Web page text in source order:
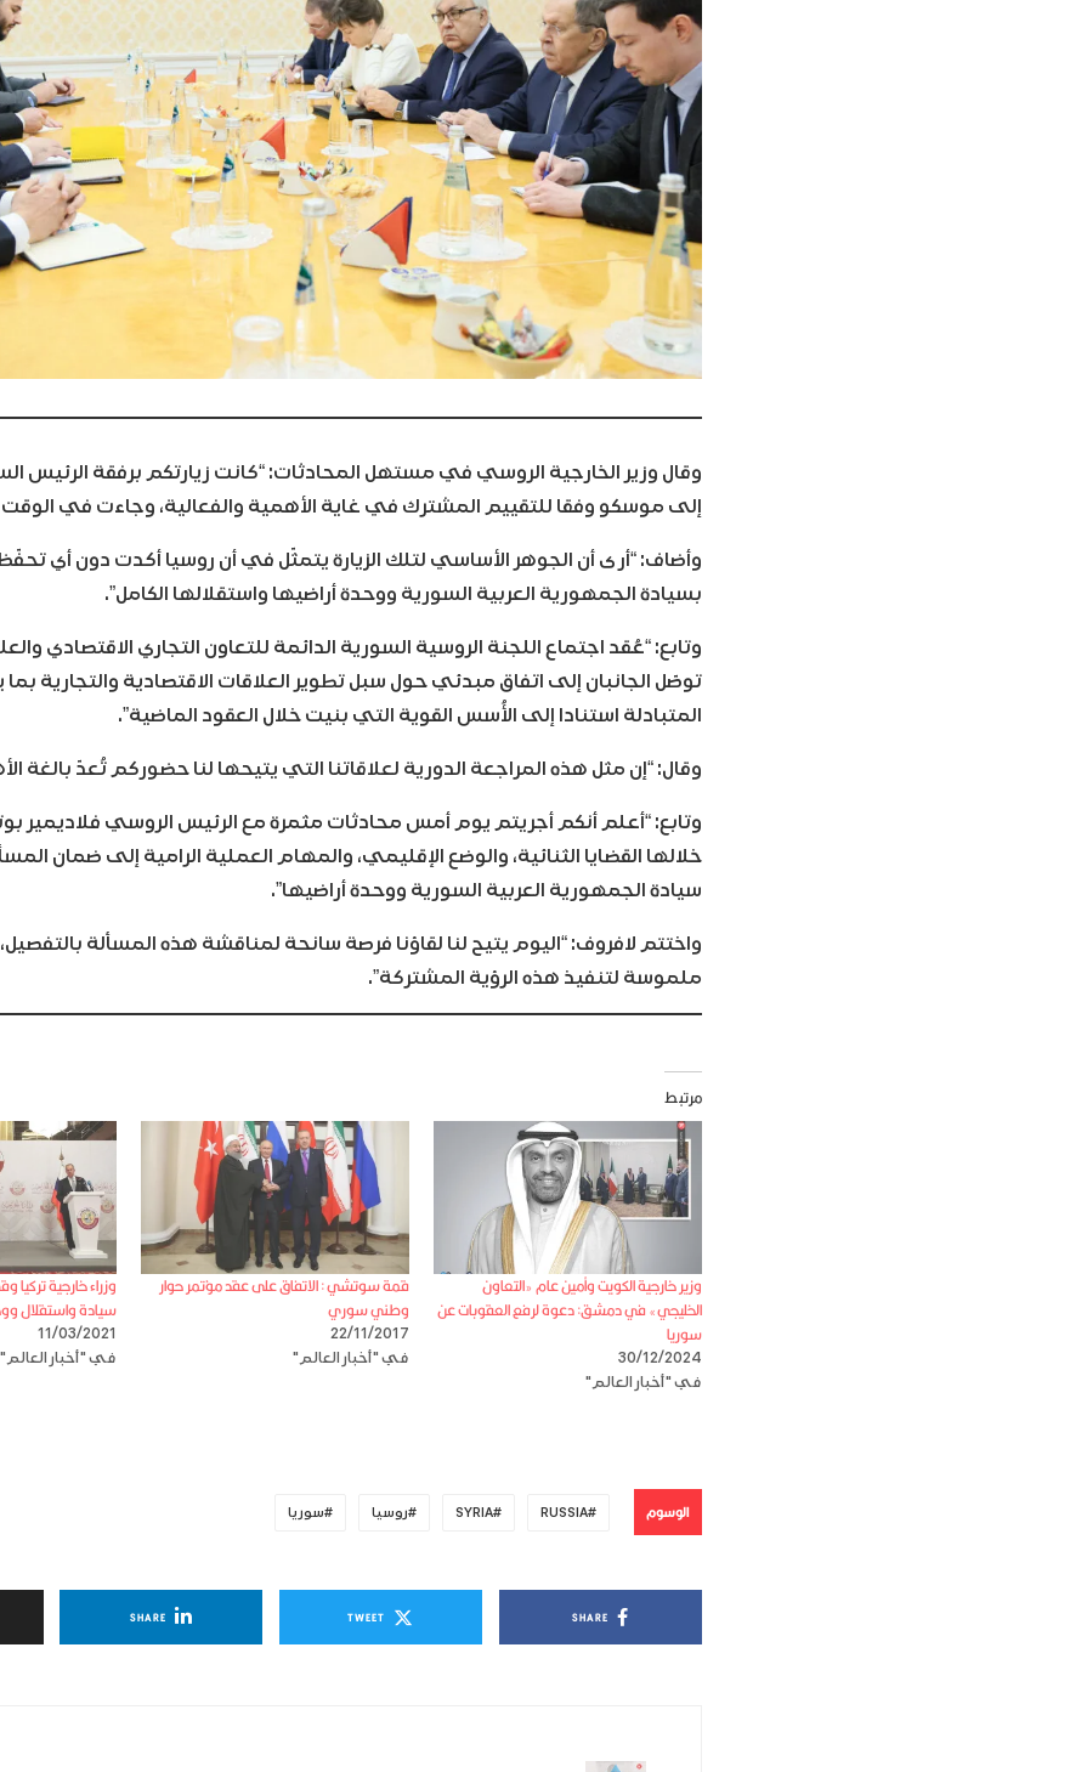
وقال وزير الخارجية الروسي في مستهل المحادثات: “كانت زيارتكم برفقة الرئيس
إلى موسكو وفقا للتقييم المشترك في غاية الأهمية والفعالية، وجاءت في
وأضاف: “أرى أن الجوهر الأساسي لتلك الزيارة يتمثّل في أن روسيا أكدت دون أي تحفّظ
بسيادة الجمهورية العربية السورية ووحدة أراضيها واستقلالها الكامل”.
وتابع: “عُقد اجتماع اللجنة الروسية السورية الدائمة للتعاون التجاري الاقتصادي
توصّل الجانبان إلى اتفاق مبدئي حول سبل تطوير العلاقات الاقتصادية والتجارية
المتبادلة استنادا إلى الأُسس القوية التي بنيت خلال العقود الماضية”.
وقال: “إن مثل هذه المراجعة الدورية لعلاقاتنا التي يتيحها لنا حضوركم تُعدّ بالغة
وتابع: “أعلم أنكم أجريتم يوم أمس محادثات مثمرة مع الرئيس الروسي فلاديمير
خلالها القضايا الثنائية، والوضع الإقليمي، والمهام العملية الرامية إلى ضمان
سيادة الجمهورية العربية السورية ووحدة أراضيها”.
واختتم لافروف: “اليوم يتيح لنا لقاؤنا فرصة سانحة لمناقشة هذه المسألة
ملموسة لتنفيذ هذه الرؤية المشتركة”.
مرتبط
وزير خارجية الكويت وأمين عام «التعاون
الخليجي» في دمشق: دعوة لرفع العقوبات عن
سوريا
30/12/2024
في "أخبار العالم"
قمة سوتشي : الاتفاق على عقد مؤتمر حوار
وطني سوري
22/11/2017
في "أخبار العالم"
وزراء خارجية
سيادة واستقلال
11/03/2021
في "أخبار العالم"
الوسوم RUSSIA
SYRIA روسيا سوريا
SHARE
TWEET
SHARE